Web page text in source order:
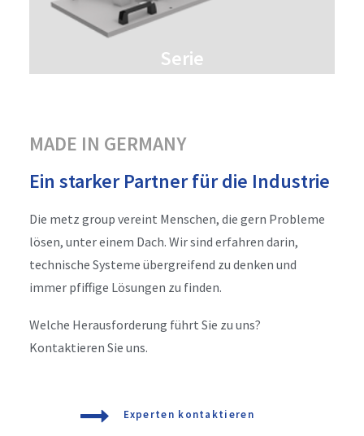
Serie
MADE IN GERMANY
Ein starker Partner für die Industrie
Die metz group vereint Menschen, die gern Probleme
lösen, unter einem Dach. Wir sind erfahren darin,
technische Systeme übergreifend zu denken und
immer pfiffige Lösungen zu finden.
Welche Herausforderung führt Sie zu uns?
Kontaktieren Sie uns.
Experten kontaktieren